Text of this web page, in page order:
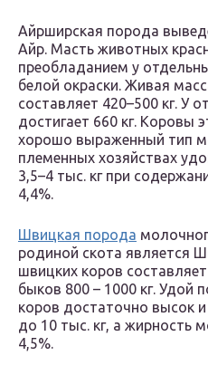
Айрширская порода
Айр. Масть животных
преобладанием у
белой окраски. Живая
составляет 420–500 кг. У
достигает 660 кг. Коровы
хорошо выраженный тип
племенных хозяйствах
3,5–4 тыс. кг при
4,4%.
Швицкая порода
родиной скота является
швицких коров
быков 800 – 1000 кг. Удой
коров достаточно высок
до 10 тыс. кг, а жирность
4,5%.